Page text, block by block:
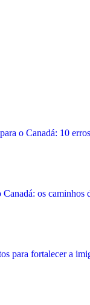
o Canadá: 10
os caminhos
para fortalecer a